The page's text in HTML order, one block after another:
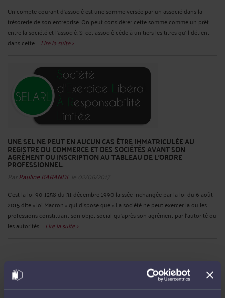
Un compte courant d’associé est une somme versée par un associé dans la
trésorerie de son entreprise. On peut considérer cette somme comme un prêt
entre la société et l’associé. Si cet associé cède à un tiers les titres qu’il détient
dans cette ... Lire la suite >
UNE SEL NE PEUT EN AUCUN CAS ÊTRE IMMATRICULÉE AU
REGISTRE DU COMMERCE ET DES SOCIÉTÉS AVANT SON
AGRÉMENT OU INSCRIPTION AU TABLEAU DE L’ORDRE
PROFESSIONNEL.
Par Pauline BARANDEle 02/06/2017
C’est la loi 90-1258 du 31 décembre 1990 laissée inchangée par la loi du 6 août
2015 dite « loi Macron » qui dispose que « La société ne peut exercer la ou les
professions constituant son objet social qu’après son agrément par l’autorité ou
les autorités ... Lire la suite >